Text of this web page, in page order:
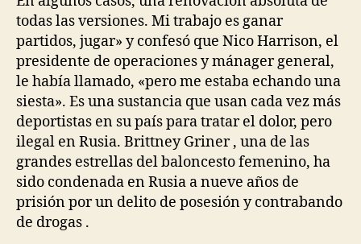
todas las versiones. Mi trabajo es ganar
partidos, jugar» y confesó que Nico Harrison, el
presidente de operaciones y mánager general,
le había llamado, «pero me estaba echando una
siesta». Es una sustancia que usan cada vez más
deportistas en su país para tratar el dolor, pero
ilegal en Rusia. Brittney Griner , una de las
grandes estrellas del baloncesto femenino, ha
sido condenada en Rusia a nueve años de
prisión por un delito de posesión y contrabando
de drogas .